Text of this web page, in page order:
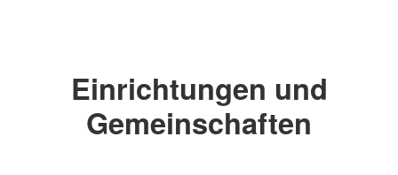
Einrichtungen und
Gemeinschaften